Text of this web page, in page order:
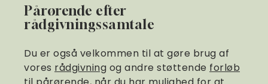
Pårørende efter
rådgivningssamtale
Du er også velkommen til at gøre brug af
vores rådgivning og andre støttende forløb